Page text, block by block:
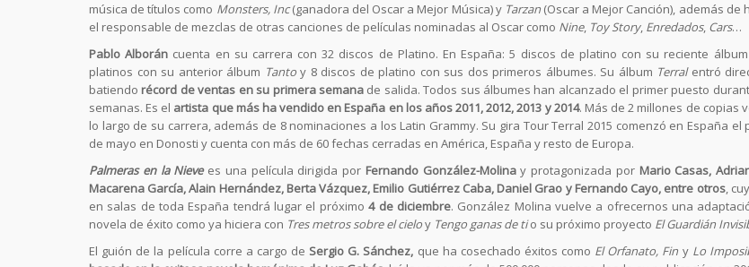
música de títulos como Monsters, Inc(ganadora del Oscar a Mejor Música) y Tarzan(Oscar a Mejor Canción), además de
el responsable de mezclas de otras canciones de películas nominadas al Oscar como Nine, Toy Story, Enredados, Cars…
Pablo Alborán cuenta en su carrera con 32 discos de Platino. En España: 5 discos de platino con su reciente álbum
platinos con su anterior álbum Tantoy 8 discos de platino con sus dos primeros álbumes. Su álbum Terralentró
batiendo récord de ventas en su primera semanade salida. Todos sus álbumes han alcanzado el primer puesto
semanas. Es el artista que más ha vendido en España en los años 2011, 2012, 2013 y 2014. Más de 2 millones de copias
lo largo de su carrera, además de 8 nominaciones a los Latin Grammy. Su gira Tour Terral 2015 comenzó en España el
de mayo en Donosti y cuenta con más de 60 fechas cerradas en América, España y resto de Europa.
Palmeras en la Nievees una película dirigida por Fernando González-Molinay protagonizada por Mario Casas,
Macarena García, Alain Hernández, Berta Vázquez, Emilio Gutiérrez Caba, Daniel Grao y Fernando Cayo, entre otros,
en salas de toda España tendrá lugar el próximo4 de diciembre. González Molina vuelve a ofrecernos una
novela de éxito como ya hiciera con Tres metros sobre el cieloy Tengo ganas de tio su próximo proyecto El Guardián
El guión de la película corre a cargo de Sergio G. Sánchez, que ha cosechado éxitos como El Orfanato, Fin yLo